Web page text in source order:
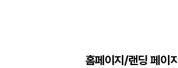
홈페이지/랜딩 페이지